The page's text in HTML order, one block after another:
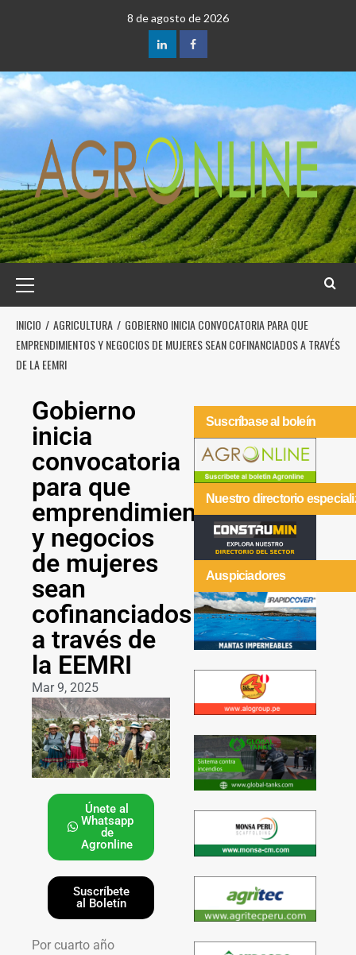
8 de agosto de 2026
INICIO AGRICULTURA
GOBIERNO INICIA CONVOCATORIA PARA QUE
EMPRENDIMIENTOS Y NEGOCIOS DE MUJERES SEAN COFINANCIADOS A TRAVÉS
DE LA EEMRI
Gobierno
inicia
convocatoria
para que
emprendimientos
y negocios
de mujeres
sean
cofinanciados
a través de
la EEMRI
Mar 9, 2025
Únete al
Whatsapp
de
Agronline
Suscríbete
al Boletín
Por cuarto año
Suscríbase al boleín
Nuestro directorio
Auspiciadores